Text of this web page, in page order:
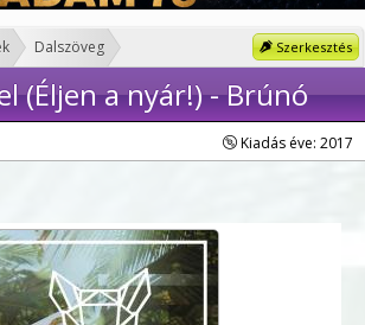
Szerkesztés
Dalszöveg
(Éljen a nyár!) - Brúnó
Kiadás éve: 2017